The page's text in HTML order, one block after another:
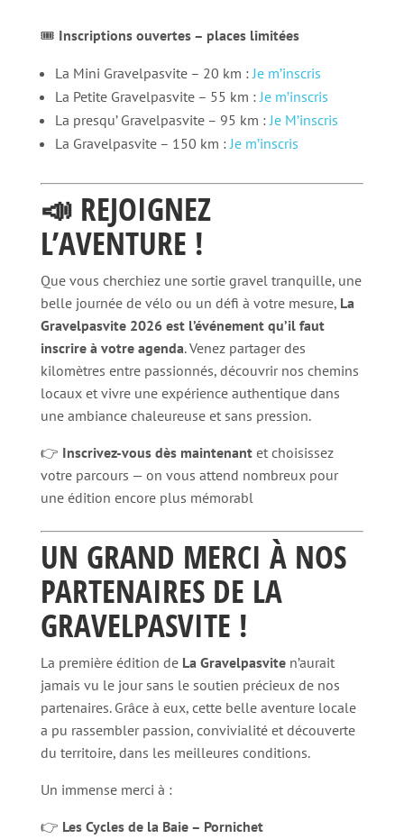
🎟️ Inscriptions ouvertes – places limitées
La Mini Gravelpasvite – 20 km :Je m’inscris
La Petite Gravelpasvite – 55 km :Je m’inscris
La presqu’ Gravelpasvite – 95 km :Je M’inscris
La Gravelpasvite – 150 km :Je m’inscris
📣 REJOIGNEZ
L’AVENTURE !
Que vous cherchiez une sortie gravel tranquille, une
belle journée de vélo ou un défi à votre mesure, La
Gravelpasvite 2026 est l’événement qu’il faut
inscrire à votre agenda. Venez partager des
kilomètres entre passionnés, découvrir nos chemins
locaux et vivre une expérience authentique dans
une ambiance chaleureuse et sans pression.
👉 Inscrivez-vous dès maintenantet choisissez
votre parcours — on vous attend nombreux pour
une édition encore plus mémorabl
UN GRAND MERCI À NOS
PARTENAIRES DE LA
GRAVELPASVITE !
La première édition de La Gravelpasviten’aurait
jamais vu le jour sans le soutien précieux de nos
partenaires. Grâce à eux, cette belle aventure locale
a pu rassembler passion, convivialité et découverte
du territoire, dans les meilleures conditions.
Un immense merci à :
👉 Les Cycles de la Baie – Pornichet